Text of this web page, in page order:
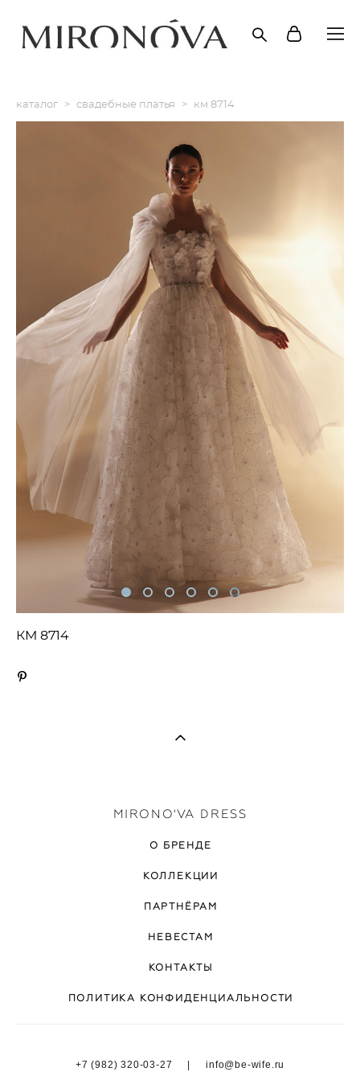
каталог > свадебные платья > км 8714
КМ 8714
MIRONO'VA DRESS
О БРЕНДЕ
КОЛЛЕКЦИИ
ПАРТНЁРАМ
НЕВЕСТАМ
КОНТАКТЫ
ПОЛИТИКА КОНФИДЕНЦИАЛЬНОСТИ
+7 (982) 320-03-27 | info@be-wife.ru